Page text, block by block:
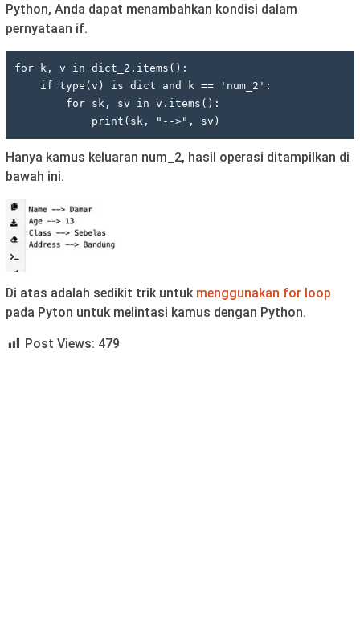
Python, Anda dapat menambahkan kondisi dalam
pernyataan if.
for k, v in dict_2.items():
            print(sk, "-->", sv)
Hanya kamus keluaran num_2, hasil operasi ditampilkan di
bawah ini.
Di atas adalah sedikit trik untuk menggunakan for loop
pada Pyton untuk melintasi kamus dengan Python.
Post Views: 479